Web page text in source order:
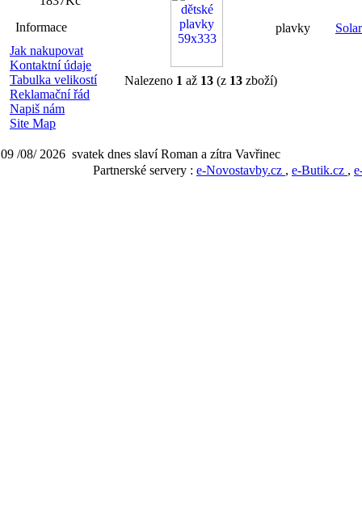
Informace
Jak nakupovat
Kontaktní údaje
Tabulka velikostí
Reklamační řád
Napiš nám
Site Map
plavky
Nalezeno 1 až 13 (z 13 zboží)
09 /08/ 2026 svatek dnes slaví Roman a zítra Vavřinec
Partnerské servery : e-Novostavby.cz , e-Butik.cz ,